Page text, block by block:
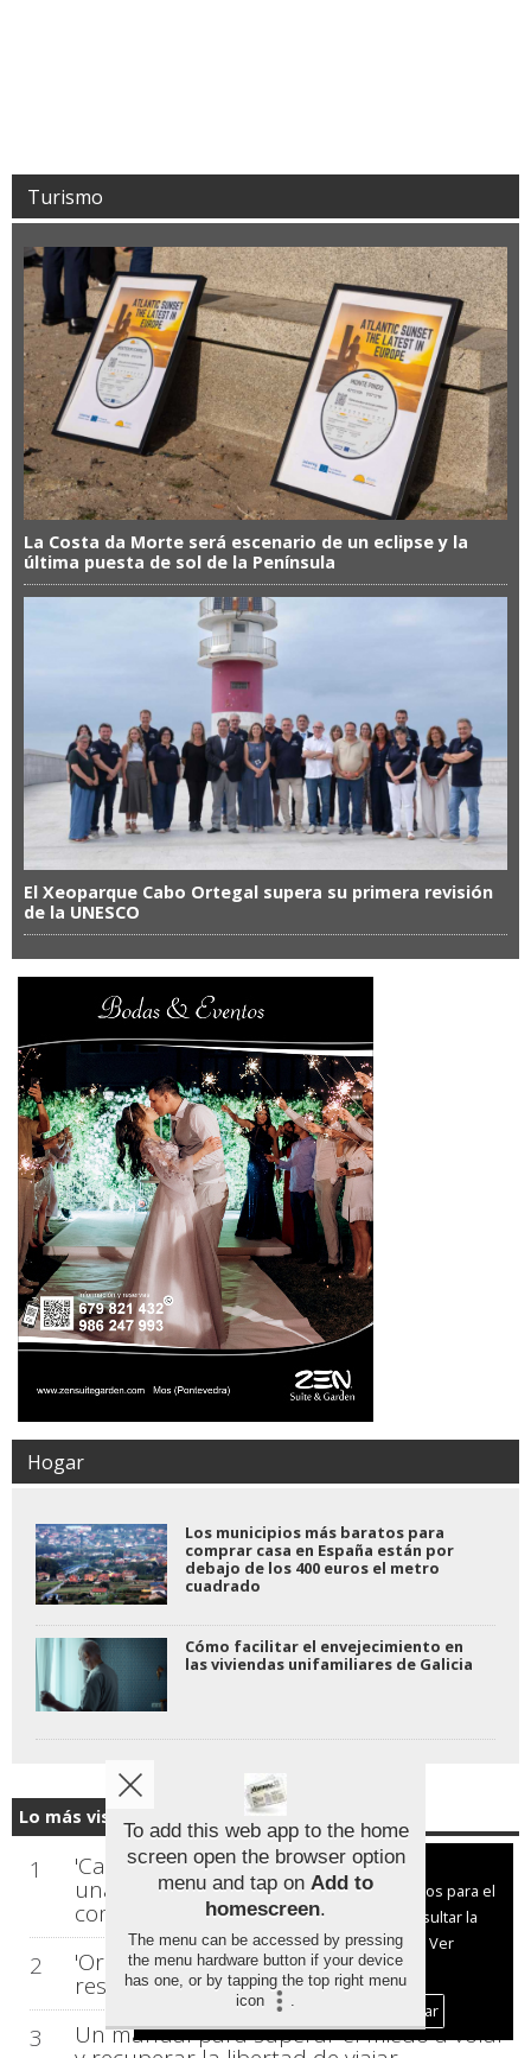
Turismo
La Costa da Morte será escenario de un eclipse y la
última puesta de sol de la Península
El Xeoparque Cabo Ortegal supera su primera revisión
de la UNESCO
Hogar
Los municipios más baratos para
comprar casa en España están por
debajo de los 400 euros el metro
cuadrado
Cómo facilitar el envejecimiento en
las viviendas unifamiliares de Galicia
Lo más visto...
1 'Calma', de Carlos Rodríguez Lorenzo:
una mirada honesta y científica para
comprender la ansiedad
2
'Origen', un manual ancestral para
restaurar la salud
3
Un manual para superar el miedo a volar
Aviso sobre el Uso de cookies:
Utilizamos cookies nuestras y de terceros para el
funcionamiento del digital. Puedes consultar la
lista de cookies y como desconectarlas.
Ver
nuestra Política de Privacidad y Cookies
Aceptar Cookies
Personalizar
To add this web app to the home
screen open the browser option
menu and tap on Add to
homescreen.
The menu can be accessed by pressing
the menu hardware button if your device
has one, or by tapping the top right menu
icon
.